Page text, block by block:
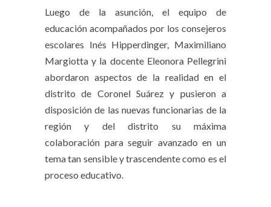
Luego de la asunción, el equipo de
educación acompañados por los consejeros
escolares Inés Hipperdinger, Maximiliano
Margiotta y la docente Eleonora Pellegrini
abordaron aspectos de la realidad en el
distrito de Coronel Suárez y pusieron a
disposición de las nuevas funcionarias de la
región y del distrito su máxima
colaboración para seguir avanzado en un
tema tan sensible y trascendente como es el
proceso educativo.